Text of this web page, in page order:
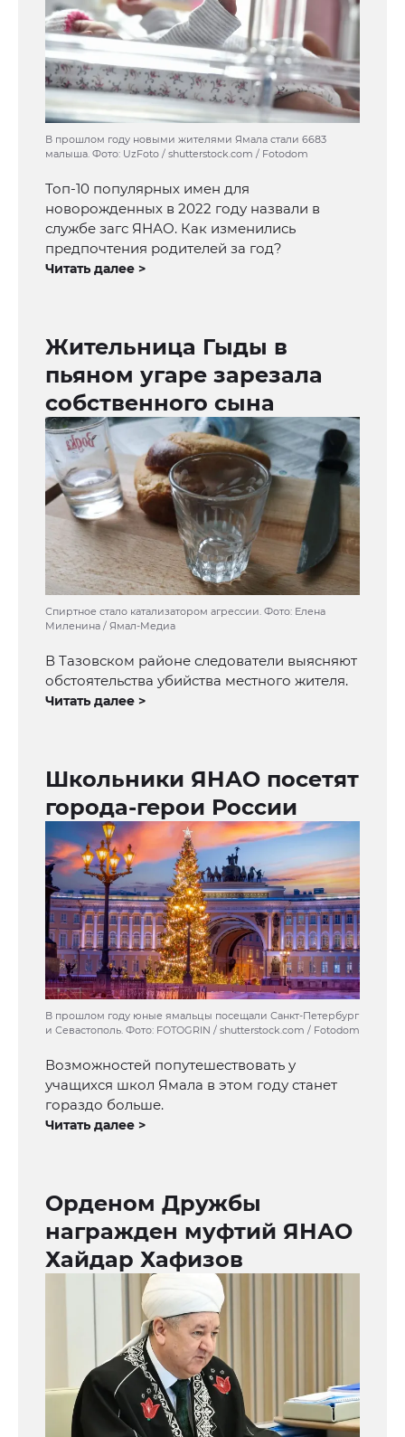
В прошлом году новыми жителями Ямала стали 6683
малыша. Фото: UzFoto / shutterstock.com / Fotodom
Топ-10 популярных имен для
новорожденных в 2022 году назвали в
службе загс ЯНАО. Как изменились
предпочтения родителей за год?
Читать далее >
Жительница Гыды в
пьяном угаре зарезала
собственного сына
Спиртное стало катализатором агрессии. Фото: Елена
Миленина / Ямал-Медиа
В Тазовском районе следователи выясняют
обстоятельства убийства местного жителя.
Читать далее >
Школьники ЯНАО посетят
города-герои России
В прошлом году юные ямальцы посещали Санкт-Петербург
и Севастополь. Фото: FOTOGRIN / shutterstock.com / Fotodom
Возможностей попутешествовать у
учащихся школ Ямала в этом году станет
гораздо больше.
Читать далее >
Орденом Дружбы
награжден муфтий ЯНАО
Хайдар Хафизов